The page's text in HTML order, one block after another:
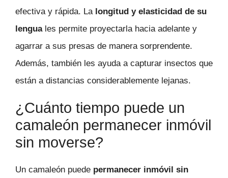
efectiva y rápida. La longitud y elasticidad de su
lenguales permite proyectarla hacia adelante y
agarrar a sus presas de manera sorprendente.
Además, también les ayuda a capturar insectos que
están a distancias considerablemente lejanas.
¿Cuánto tiempo puede un
camaleón permanecer inmóvil
sin moverse?
Un camaleón puede permanecer inmóvil sin